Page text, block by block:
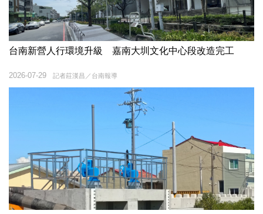
台南新營人行環境升級 嘉南大圳文化中心段改造完工
記者莊漢昌／台南報導
2026-07-29